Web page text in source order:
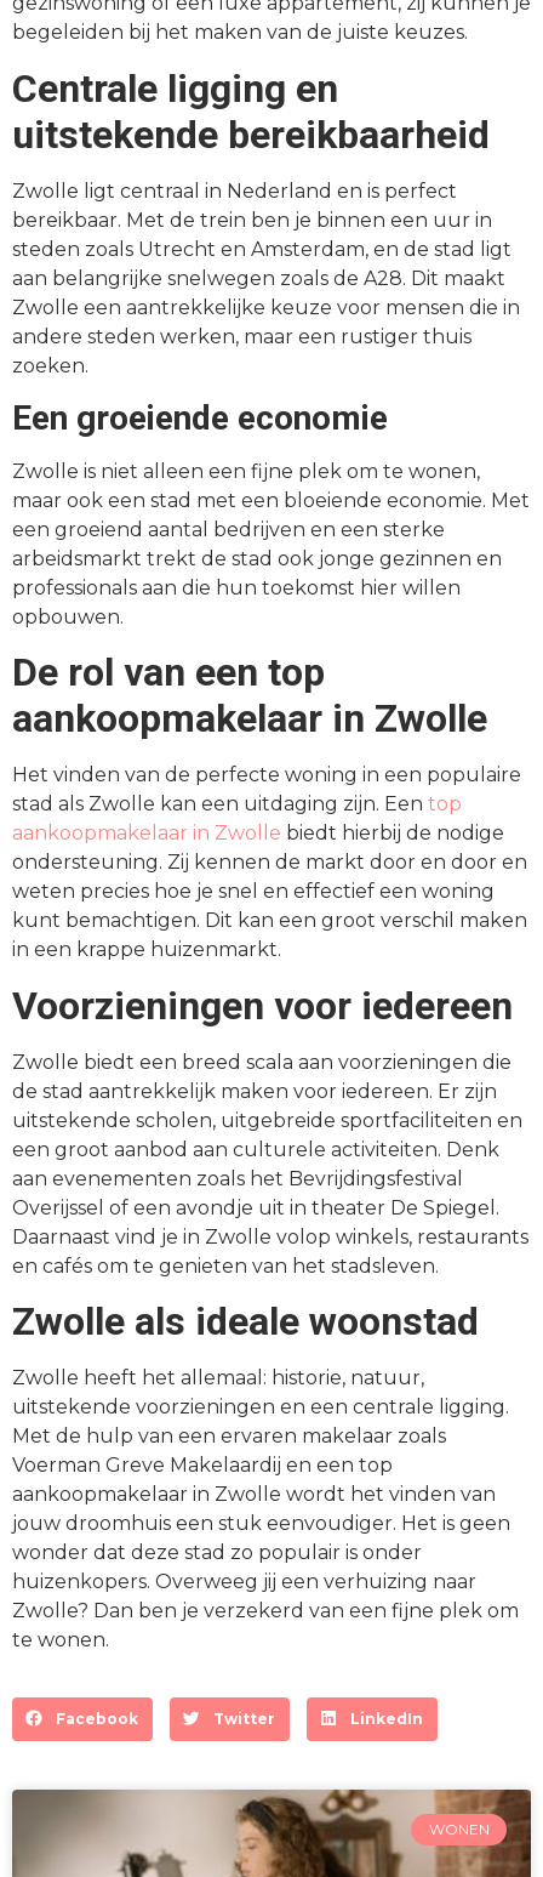
begeleiden bij het maken van de juiste keuzes.
Centrale ligging en
uitstekende bereikbaarheid
Zwolle ligt centraal in Nederland en is perfect
bereikbaar. Met de trein ben je binnen een uur in
steden zoals Utrecht en Amsterdam, en de stad ligt
aan belangrijke snelwegen zoals de A28. Dit maakt
Zwolle een aantrekkelijke keuze voor mensen die in
andere steden werken, maar een rustiger thuis
zoeken.
Een groeiende economie
Zwolle is niet alleen een fijne plek om te wonen,
maar ook een stad met een bloeiende economie. Met
een groeiend aantal bedrijven en een sterke
arbeidsmarkt trekt de stad ook jonge gezinnen en
professionals aan die hun toekomst hier willen
opbouwen.
De rol van een top
aankoopmakelaar in Zwolle
Het vinden van de perfecte woning in een populaire
stad als Zwolle kan een uitdaging zijn. Een top
aankoopmakelaar in Zwolle biedt hierbij de nodige
ondersteuning. Zij kennen de markt door en door en
weten precies hoe je snel en effectief een woning
kunt bemachtigen. Dit kan een groot verschil maken
in een krappe huizenmarkt.
Voorzieningen voor iedereen
Zwolle biedt een breed scala aan voorzieningen die
de stad aantrekkelijk maken voor iedereen. Er zijn
uitstekende scholen, uitgebreide sportfaciliteiten en
een groot aanbod aan culturele activiteiten. Denk
aan evenementen zoals het Bevrijdingsfestival
Overijssel of een avondje uit in theater De Spiegel.
Daarnaast vind je in Zwolle volop winkels, restaurants
en cafés om te genieten van het stadsleven.
Zwolle als ideale woonstad
Zwolle heeft het allemaal: historie, natuur,
uitstekende voorzieningen en een centrale ligging.
Met de hulp van een ervaren makelaar zoals
Voerman Greve Makelaardij en een top
aankoopmakelaar in Zwolle wordt het vinden van
jouw droomhuis een stuk eenvoudiger. Het is geen
wonder dat deze stad zo populair is onder
huizenkopers. Overweeg jij een verhuizing naar
Zwolle? Dan ben je verzekerd van een fijne plek om
te wonen.
Facebook Twitter LinkedIn
WONEN